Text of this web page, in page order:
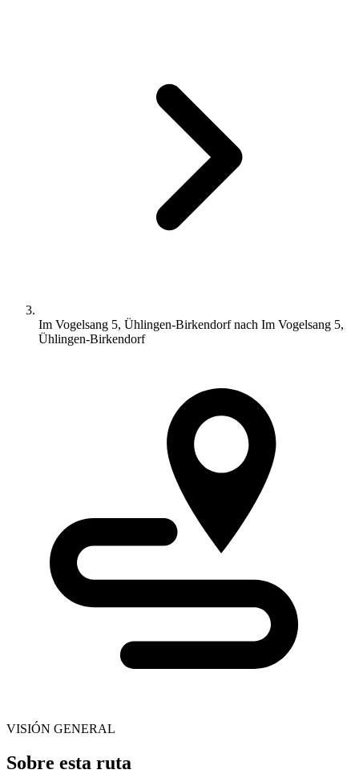
Im Vogelsang 5, Ühlingen-Birkendorf nach Im Vogelsang 5,
Ühlingen-Birkendorf
VISIÓN GENERAL
Sobre esta ruta